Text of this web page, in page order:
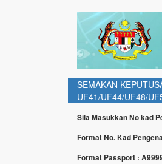
SEMAKAN
UF41/UF44/UF48/
Sila Masukkan No kad
Format No. Kad
Format Passport :